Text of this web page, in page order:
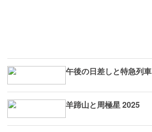
午後の日差しと特急列車
羊蹄山と周極星 2025